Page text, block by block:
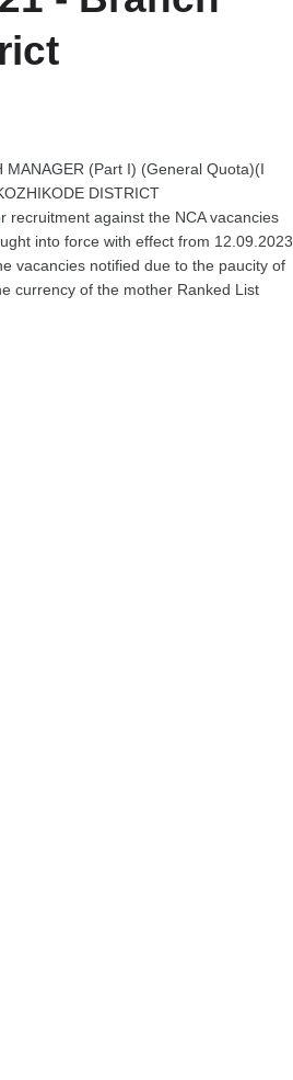
(Part I) (General Quota)(I
DISTRICT
recruitment against the NCA vacancies
into force with effect from 12.09.2023
vacancies notified due to the paucity of
currency of the mother Ranked List